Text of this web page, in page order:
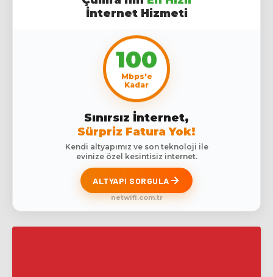
İnternet Hizmeti
100
Mbps'e
Kadar
Sınırsız İnternet,
Sürpriz Fatura Yok!
Kendi altyapımız ve son teknoloji ile
evinize özel kesintisiz internet.
ALTYAPI SORGULA
netwifi.com.tr